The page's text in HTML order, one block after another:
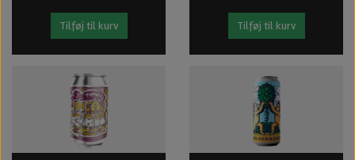
Tilføj til kurv Tilføj til kurv